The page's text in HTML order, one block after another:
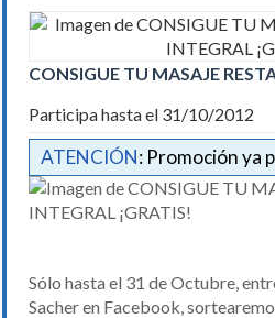
CONSIGUE TU MASAJE
Participa hasta el 31/10/2012
ATENCIÓN: Promoción ya
Sólo hasta el 31 de Octubre,
Sacher en Facebook,